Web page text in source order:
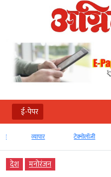
ई-पेपर
टेक्‍नोलॉजी
देश मनोरंजन